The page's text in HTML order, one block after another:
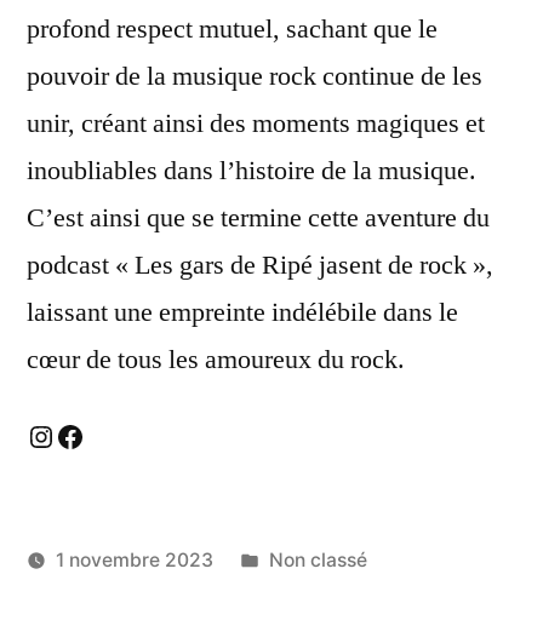
profond respect mutuel, sachant que le
pouvoir de la musique rock continue de les
unir, créant ainsi des moments magiques et
inoubliables dans l’histoire de la musique.
C’est ainsi que se termine cette aventure du
podcast « Les gars de Ripé jasent de rock »,
laissant une empreinte indélébile dans le
cœur de tous les amoureux du rock.
Instagram
Facebook
1 novembre 2023
Publié
Non classé